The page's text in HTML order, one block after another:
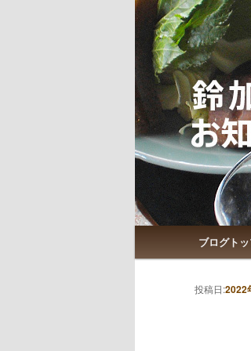
鈴加
鈴加園か
メインメニュー
メイン
サブコ
ブログト
投稿ナビ
投稿日:2022